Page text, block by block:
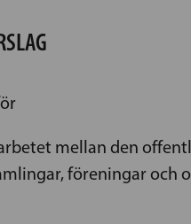
mellan den
föreningar och